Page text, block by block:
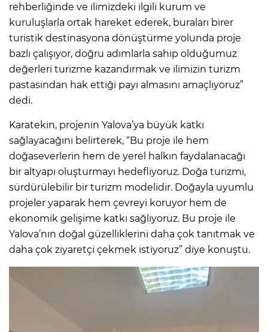
rehberliğinde ve ilimizdeki ilgili kurum ve
kuruluşlarla ortak hareket ederek, buraları birer
turistik destinasyona dönüştürme yolunda proje
bazlı çalışıyor, doğru adımlarla sahip olduğumuz
değerleri turizme kazandırmak ve ilimizin turizm
pastasından hak ettiği payı almasını amaçlıyoruz”
dedi.
Karatekin, projenin Yalova’ya büyük katkı
sağlayacağını belirterek, “Bu proje ile hem
doğaseverlerin hem de yerel halkın faydalanacağı
bir altyapı oluşturmayı hedefliyoruz. Doğa turizmi,
sürdürülebilir bir turizm modelidir. Doğayla uyumlu
projeler yaparak hem çevreyi koruyor hem de
ekonomik gelişime katkı sağlıyoruz. Bu proje ile
Yalova’nın doğal güzelliklerini daha çok tanıtmak ve
daha çok ziyaretçi çekmek istiyoruz” diye konuştu.